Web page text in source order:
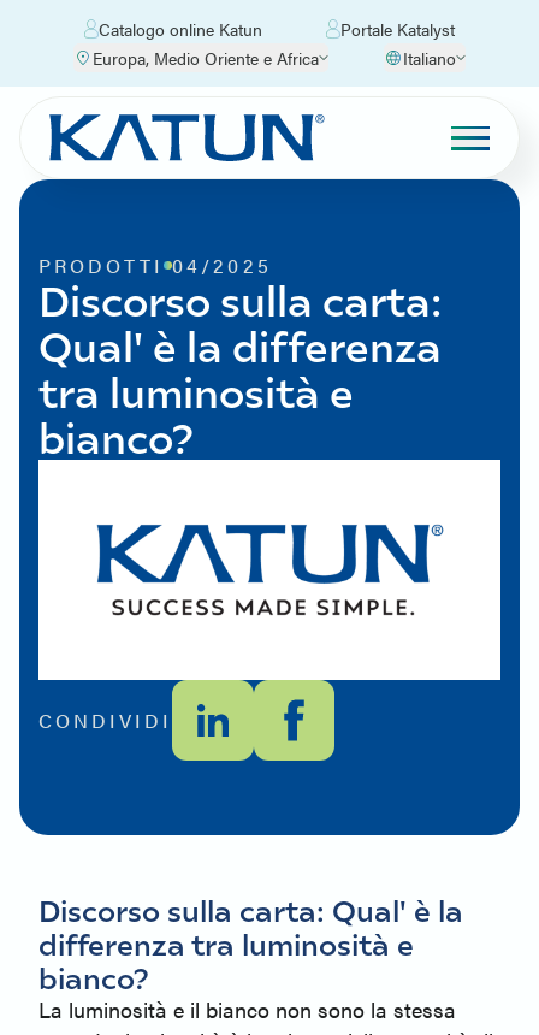
Catalogo online Katun
Portale Katalyst
Europa, Medio Oriente e Africa
Italiano
PRODOTTI 04/2025
Discorso sulla carta:
Qual' è la differenza
tra luminosità e
bianco?
CONDIVIDI
Discorso sulla carta: Qual' è la
differenza tra luminosità e
bianco?
La luminosità e il bianco non sono la stessa